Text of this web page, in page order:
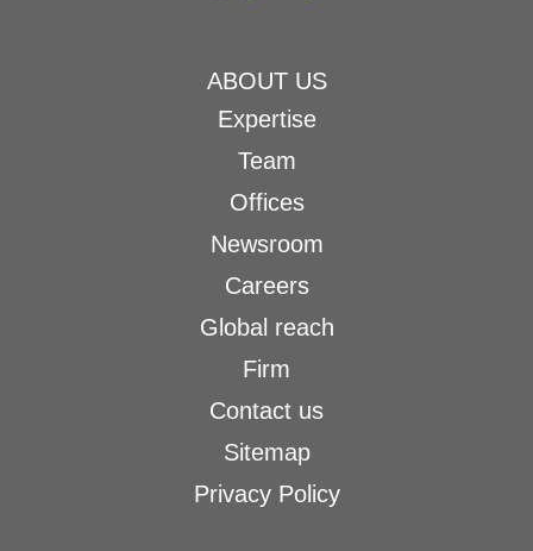
ABOUT US
Expertise
Team
Offices
Newsroom
Careers
Global reach
Firm
Contact us
Sitemap
Privacy Policy